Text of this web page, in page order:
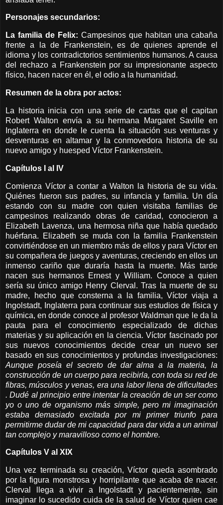
Personajes secundarios:
La familia de Felix: Campesinos que habitan una cabaña
frente a la de Frankenstein, es de quienes aprende el
idioma y los contradictorios sentimientos humanos. A causa
del rechazo a Frankenstein por su impresionante aspecto
físico, hacen nacer en él, el odio a la humanidad.
Resumen de la obra por actos:
La historia inicia con una serie de cartas que el capitan
Robert Walton envía a su hermana Margaret Saville en
Inglaterra en donde le cuenta la situación sus venturas y
desventuras en altamar y la conmovedora historia de su
nuevo amigo y huesped Víctor Frankenstein.
Capítulos I al IV
Comienza Víctor a contar a Walton la historia de su vida.
Quiénes fueron sus padres, su infancia y familia. Un día
estando con su madre con quien visitaba familias de
campesinos realizando obras de caridad, conocieron a
Elizabeth Lavenza, una hermosa niña que había quedado
huérfana. Elizabeth se muda con la familia Frankenstein
convirtiéndose en un miembro más de ellos y para Víctor en
su compañera de juegos y aventuras, creciendo en ellos un
inmenso cariño que duraría hasta la muerte. Más tarde
nacen sus hermanos Ernest y William. Conoce a quien
sería su único amigo Henry Clerval. Tras la muerte de su
madre, hecho que consterna a la familia, Víctor viaja a
Ingolstadt, Inglaterra para continuar sus estudios de física y
química, en donde conoce al profesor Waldman que le da la
pauta para el conocimiento especializado de dichas
materias y su aplicación en la ciencia. Víctor fascinado por
sus nuevos conocimientos decide crear un nuevo ser
basado en sus conocimientos y profundas investigaciones:
Aunque poseía el secreto de dar alma a la materia, la
construcción de un cuerpo para recibirla, con toda su red de
fibras, músculos y venas, era una labor llena de dificultades
. Dudé al principio entre intentar la creación de un ser como
yo o uno de organismo más simple, pero mi imaginación
estaba demasiado excitada por mi primer triunfo para
permitirme dudar de mi capacidad para dar vida a un animal
tan complejo y maravilloso como el hombre.
Capítulos V al XIX
Una vez terminada su creación, Víctor queda asombrado
por la figura monstrosa y horripilante que acaba de nacer.
Clerval llega a vivir a Ingolstadt y pacientemente, sin
imaginar lo sucedido cuida de la salud de Víctor quien cae